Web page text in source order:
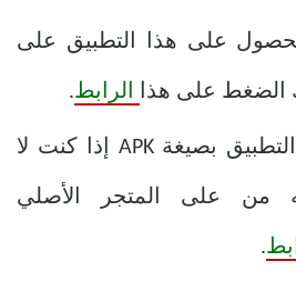
على هذا التطبيق على
الضغط على هذا الرابط.
تستطيع تحميل التطبيق بصيغة APK إذا كنت لا
من على المتجر الأصلي
.